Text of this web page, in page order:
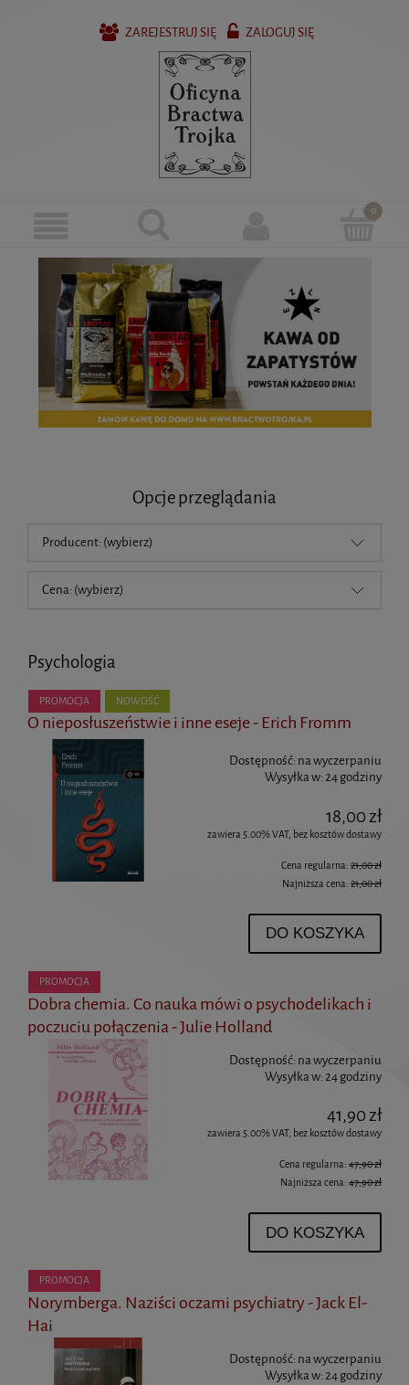
ZAREJESTRUJ SIĘ ZALOGUJ SIĘ
Opcje przeglądania
Producent: (wybierz)
Cena: (wybierz)
Psychologia
O nieposłuszeństwie i inne eseje - Erich Fromm
Dostępność: na wyczerpaniu
Wysyłka w:24 godziny
18,00 zł
zawiera 5.00% VAT, bez kosztów dostawy
Cena regularna: 21,00 zł
Najniższa cena: 21,00 zł
DO KOSZYKA
PROMOCJA NOWOŚĆ
Dobra chemia. Co nauka mówi o psychodelikach i
poczuciu połączenia - Julie Holland
Dostępność: na wyczerpaniu
Wysyłka w:24 godziny
41,90 zł
zawiera 5.00% VAT, bez kosztów dostawy
Cena regularna: 47,90 zł
Najniższa cena: 47,90 zł
DO KOSZYKA
PROMOCJA
Norymberga. Naziści oczami psychiatry - Jack El-
Hai
Dostępność: na wyczerpaniu
Wysyłka w:24 godziny
PROMOCJA